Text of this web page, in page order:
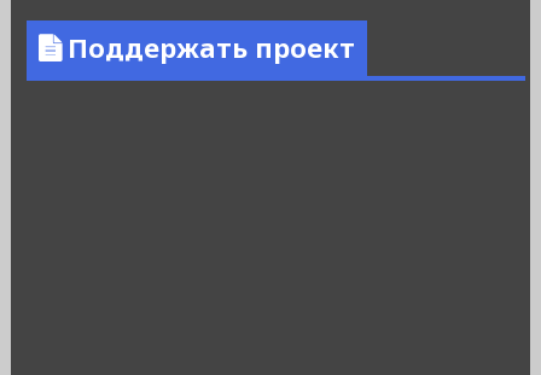
Поддержать проект